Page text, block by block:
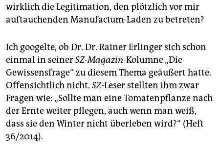
shop
unterstützen
genossenschaft
epaper login
wirklich die Legitimation, den plötzlich vor mir
auftauchenden Manufactum-Laden zu betreten?
Ich googelte, ob Dr. Dr. Rainer Erlinger sich schon
einmal in seinerSZ-Magazin-Kolumne „Die
Gewissensfrage“ zu diesem Thema geäußert hatte.
Offensichtlich nicht. SZ-Leser stellten ihm zwar
Fragen wie: „Sollte man eine Tomatenpflanze nach
der Ernte weiter pflegen, auch wenn man weiß,
dass sie den Winter nicht überleben wird?“ (Heft
36/2014).